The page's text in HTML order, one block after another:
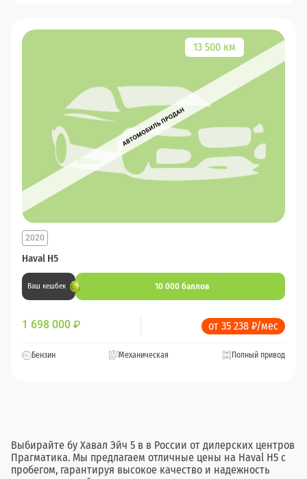
13 500 км
Haval H5
2020
Ваш кешбек 10 000 баллов
1 698 000 ₽ от 35 238 ₽/мес
Бензин Механическая Полный привод
Выбирайте бу Хавал Эйч 5 в в России от дилерских центров
Прагматика. Мы предлагаем отличные цены на Haval H5 с
пробегом, гарантируя высокое качество и надежность